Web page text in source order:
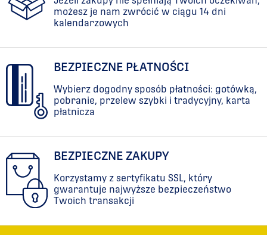
możesz je nam zwrócić w ciągu 14 dni
kalendarzowych
BEZPIECZNE PŁATNOŚCI
Wybierz dogodny sposób płatności: gotówką,
pobranie, przelew szybki i tradycyjny, karta
płatnicza
BEZPIECZNE ZAKUPY
Korzystamy z sertyfikatu SSL, który
gwarantuje najwyższe bezpieczeństwo
Twoich transakcji